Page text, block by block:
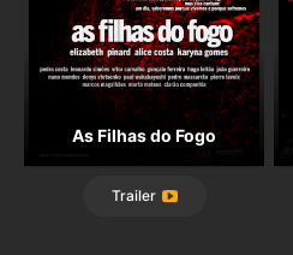
As Filhas do Fogo
Trailer